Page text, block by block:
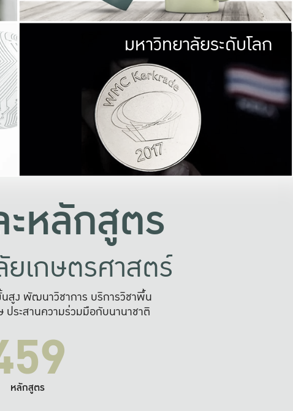
อสังคม
ความกินดีอยู่ดี
มสุขอย่างยั่งยืน
าในภาพกว้าง
ปัญหาจุดเล็กๆ
มหาวิทยา
พร้อมที่จ
และผลักดันในการใช้ระบบส
เพื่อการทำงานแ
มหาวิทยาลัยระดับโลก
หลักสูตร
เกษตรศาสตร์
สูง พัฒนาวิชาการ บริการวิชาพื้น
ประสานความร่วมมือกับนานาชาติ
หลักสูตร